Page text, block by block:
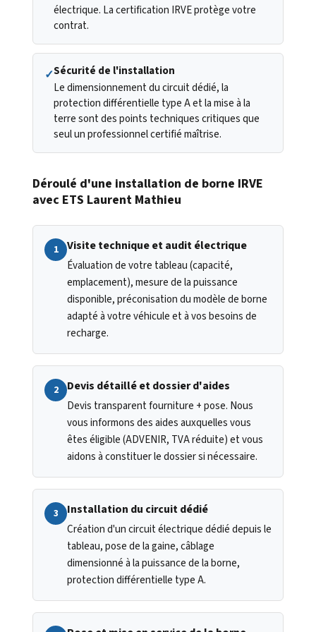
électrique. La certification IRVE protège votre
contrat.
✓Sécurité de l'installation
Le dimensionnement du circuit dédié, la
protection différentielle type A et la mise à la
terre sont des points techniques critiques que
seul un professionnel certifié maîtrise.
Déroulé d'une installation de borne IRVE
avec ETS Laurent Mathieu
1 Visite technique et audit électrique
Évaluation de votre tableau (capacité,
emplacement), mesure de la puissance
disponible, préconisation du modèle de borne
adapté à votre véhicule et à vos besoins de
recharge.
2 Devis détaillé et dossier d'aides
Devis transparent fourniture + pose. Nous
vous informons des aides auxquelles vous
êtes éligible (ADVENIR, TVA réduite) et vous
aidons à constituer le dossier si nécessaire.
3 Installation du circuit dédié
Création d'un circuit électrique dédié depuis le
tableau, pose de la gaine, câblage
dimensionné à la puissance de la borne,
protection différentielle type A.